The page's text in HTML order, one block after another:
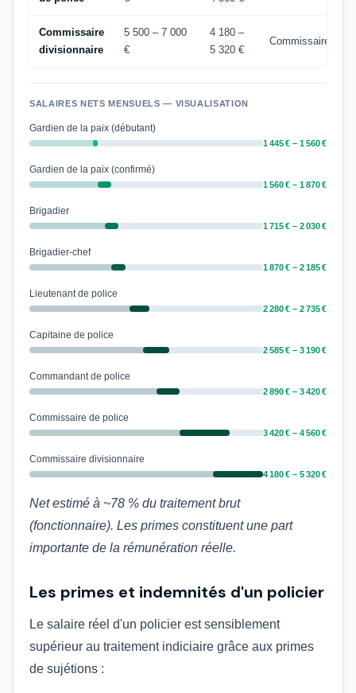
Commissaire
divisionnaire
5 500 – 7 000
€
4 180 –
5 320 €
Commissaires
SALAIRES NETS MENSUELS — VISUALISATION
Gardien de la paix (débutant)
1 445 € – 1 560 €
Gardien de la paix (confirmé)
1 560 € – 1 870 €
Brigadier
1 715 € – 2 030 €
Brigadier-chef
1 870 € – 2 185 €
Lieutenant de police
2 280 € – 2 735 €
Capitaine de police
2 585 € – 3 190 €
Commandant de police
2 890 € – 3 420 €
Commissaire de police
3 420 € – 4 560 €
Commissaire divisionnaire
4 180 € – 5 320 €
Net estimé à ~78 % du traitement brut
(fonctionnaire). Les primes constituent une part
importante de la rémunération réelle.
Les primes et indemnités d'un policier
Le salaire réel d'un policier est sensiblement
supérieur au traitement indiciaire grâce aux primes
de sujétions :